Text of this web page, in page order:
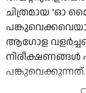
ചിത്രമായ 'ഓ
ആഗോള
നിരീക്ഷണങ്ങൾ
പങ്കുവെക്കുന്നത്.